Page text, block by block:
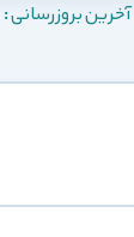
آخرین بروزرسانی :